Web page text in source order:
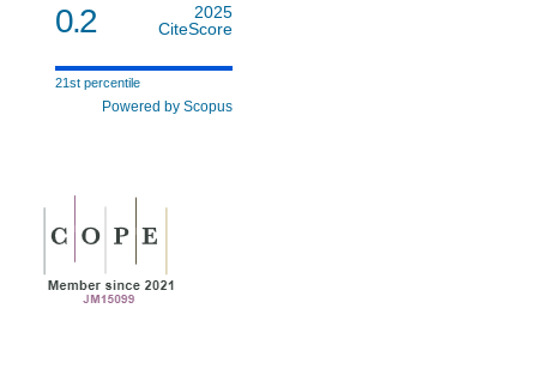
0.2
2025
CiteScore
21st percentile
Powered by Scopus